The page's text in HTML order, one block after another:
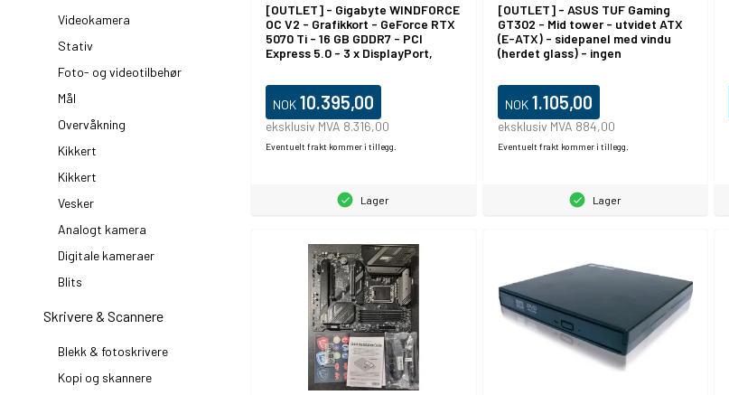
Videokamera
Stativ
Foto- og videotilbehør
Mål
Overvåkning
Kikkert
Kikkert
Vesker
Analogt kamera
Digitale kameraer
Blits
Skrivere & Scannere
Blekk & fotoskrivere
Kopi og skannere
[OUTLET] - Gigabyte WINDFORCE
OC V2 - Grafikkort - GeForce RTX
5070 Ti - 16 GB GDDR7 - PCI
Express 5.0 - 3 x DisplayPort,
NOK 10.395,00
eksklusiv MVA 8.316,00
Eventuelt frakt kommer i tillegg.
Lager
[OUTLET] - ASUS TUF Gaming
GT302 - Mid tower - utvidet ATX
(E-ATX) - sidepanel med vindu
(herdet glass) - ingen
NOK 1.105,00
eksklusiv MVA 884,00
Eventuelt frakt kommer i tillegg.
Lager